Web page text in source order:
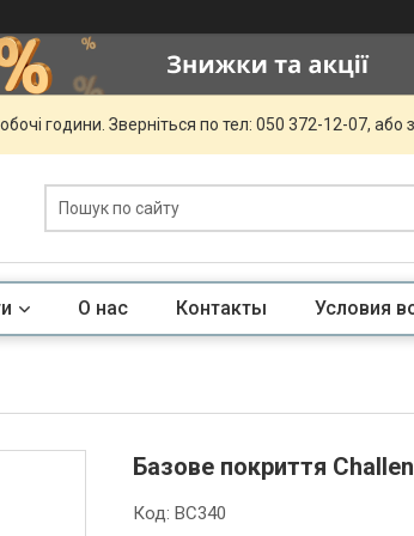
години. Зверніться по тел: 050 372-12-07,
О нас Контакты Условия
Базове покриття
Код:BC340